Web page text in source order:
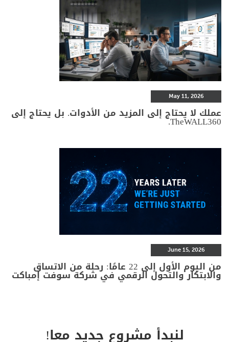
May 11, 2026
عملك لا يحتاج إلى المزيد من الأدوات. بل يحتاج إلى
TheWALL360.
June 15, 2026
من اليوم الأول إلى 22 عامًا: رحلة من الاتساق
والابتكار والتحول الرقمي في شركة سوفت إمباكت
لنبدأ مشروع جديد معا!